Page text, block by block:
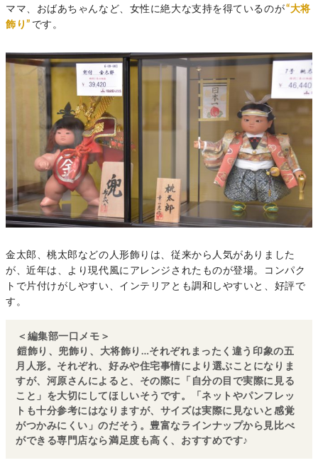
ママ、おばあちゃんなど、女性に絶大な支持を得ているのが“大将
飾り” です。
金太郎、桃太郎などの人形飾りは、従来から人気がありました
が、近年は、より現代風にアレンジされたものが登場。コンパク
トで片付けがしやすい、インテリアとも調和しやすいと、好評で
す。
＜編集部一口メモ＞
鎧飾り、兜飾り、大将飾り…それぞれまったく違う印象の五
月人形。それぞれ、好みや住宅事情により選ぶことになりま
すが、河原さんによると、その際に「自分の目で実際に見る
こと」を大切にしてほしいそうです。「ネットやパンフレッ
トも十分参考にはなりますが、サイズは実際に見ないと感覚
がつかみにくい」のだそう。豊富なラインナップから見比べ
ができる専門店なら満足度も高く、おすすめです♪